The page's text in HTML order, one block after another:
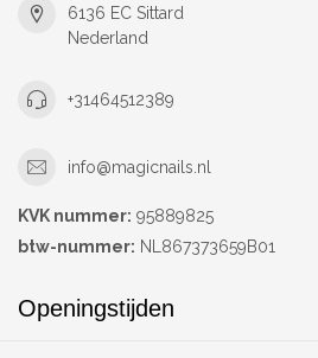
6136 EC Sittard
Nederland
+31464512389
info@magicnails.nl
KVK nummer: 95889825
btw-nummer: NL867373659B01
Openingstijden